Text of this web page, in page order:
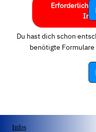
Du hast dich schon
benötigte
Infos